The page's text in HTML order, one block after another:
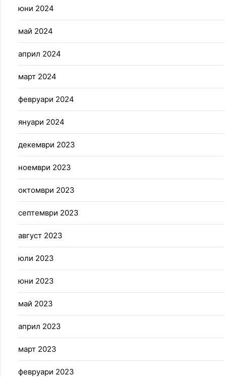
юни 2024
май 2024
април 2024
март 2024
февруари 2024
януари 2024
декември 2023
ноември 2023
октомври 2023
септември 2023
август 2023
юли 2023
юни 2023
май 2023
април 2023
март 2023
февруари 2023